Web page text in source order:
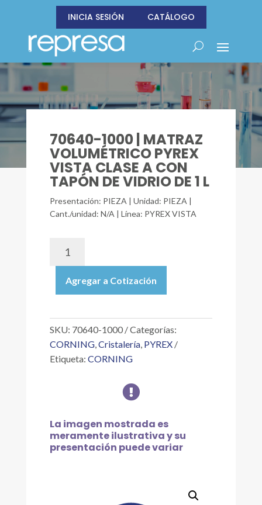
INICIA SESIÓN CATÁLOGO
70640-1000 | MATRAZ
VOLUMÉTRICO PYREX
VISTA CLASE A CON
TAPÓN DE VIDRIO DE 1 L
Presentación: PIEZA | Unidad: PIEZA |
Cant./unidad: N/A | Línea: PYREX VISTA
1000
MATRAZ
VOLUMÉTRICO
VISTA
A
CON
DE
1
L
Agregar a Cotización
SKU: 70640-1000
Categorías:
CORNING,Cristalería, PYREX
Etiqueta: CORNING

La imagen mostrada es
meramente ilustrativa y su
presentación puede variar